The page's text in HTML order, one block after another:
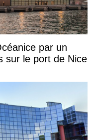
par un
sur le port de Nice